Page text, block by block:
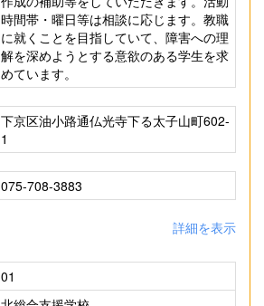
時間帯・曜日等は相談に応じます。教職
に就くことを目指していて、障害への理
解を深めようとする意欲のある学生を求
めています。
下京区油小路通仏光寺下る太子山町602-
1
075-708-3883
詳細を表示
01